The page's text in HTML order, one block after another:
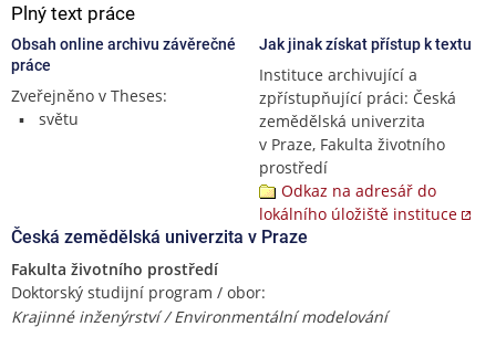
Plný text práce
Obsah online archivu závěrečné
práce
Zveřejněno v Theses:
světu
Jak jinak získat přístup k textu
Instituce archivující a
zpřístupňující práci: Česká
zemědělská univerzita
v Praze, Fakulta životního
prostředí
Odkaz na adresář do
lokálního úložiště instituce
Česká zemědělská univerzita v Praze
Fakulta životního prostředí
Doktorský studijní program / obor:
Krajinné inženýrství / Environmentální modelování